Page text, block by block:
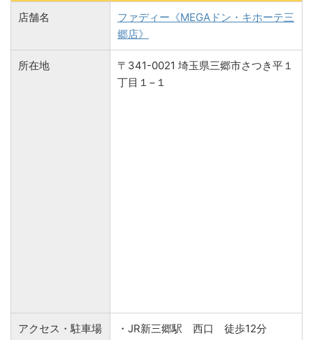
店舗名
ファディー《MEGAドン・キホーテ三
郷店》
所在地
〒341-0021 埼玉県三郷市さつき平１
丁目１−１
アクセス・駐車場
・JR新三郷駅 西口 徒歩12分